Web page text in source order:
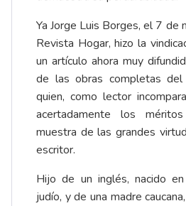
Ya Jorge Luis Borges, el 7 de
Revista Hogar, hizo la
un artículo ahora muy
de las obras completas del
quien, como lector
acertadamente los
muestra de las grandes
escritor.
Hijo de un inglés, nacido
judío, y de una madre